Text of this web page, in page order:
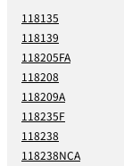
118135
118139
118205FA
118208
118209A
118235F
118238
118238NCA